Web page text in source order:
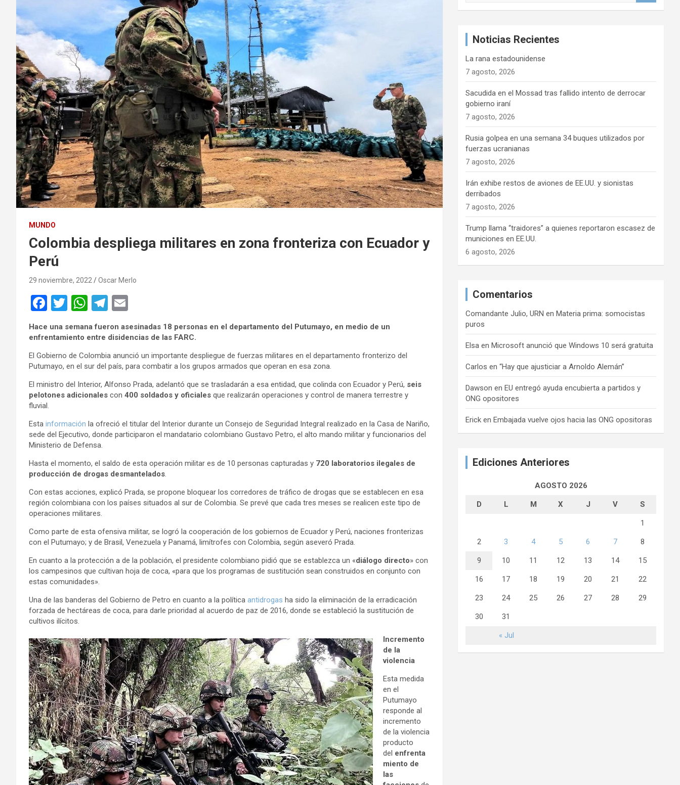
MUNDO
Colombia despliega militares en zona fronteriza con Ecuador y
Perú
29 noviembre, 2022 Oscar Merlo
F
ce
b
o
o
k
T
tt
er
W
h
at
s
A
p
p
T
e
gr
a
m
m
ail
Hace una semana fueron asesinadas 18 personas en el departamento del Putumayo, en medio de un
enfrentamiento entre disidencias de las FARC.
El Gobierno de Colombia anunció un importante despliegue de fuerzas militares en el departamento fronterizo del
Putumayo, en el sur del país, para combatir a los grupos armados que operan en esa zona.
El ministro del Interior, Alfonso Prada, adelantó que se trasladarán a esa entidad, que colinda con Ecuador y Perú, seis
pelotones adicionales con 400 soldados y oficiales que realizarán operaciones y control de manera terrestre y
fluvial.
Esta información la ofreció el titular del Interior durante un Consejo de Seguridad Integral realizado en la Casa de Nariño,
sede del Ejecutivo, donde participaron el mandatario colombiano Gustavo Petro, el alto mando militar y funcionarios del
Ministerio de Defensa.
Hasta el momento, el saldo de esta operación militar es de 10 personas capturadas y 720 laboratorios ilegales de
producción de drogas desmantelados.
Con estas acciones, explicó Prada, se propone bloquear los corredores de tráfico de drogas que se establecen en esa
región colombiana con los países situados al sur de Colombia. Se prevé que cada tres meses se realicen este tipo de
operaciones militares.
Como parte de esta ofensiva militar, se logró la cooperación de los gobiernos de Ecuador y Perú, naciones fronterizas
con el Putumayo; y de Brasil, Venezuela y Panamá, limítrofes con Colombia, según aseveró Prada.
En cuanto a la protección a de la población, el presidente colombiano pidió que se establezca un «diálogo directo» con
los campesinos que cultivan hoja de coca, «para que los programas de sustitución sean construidos en conjunto con
estas comunidades».
Una de las banderas del Gobierno de Petro en cuanto a la política antidrogas ha sido la eliminación de la erradicación
forzada de hectáreas de coca, para darle prioridad al acuerdo de paz de 2016, donde se estableció la sustitución de
cultivos ilícitos.
Incremento
de la
violencia
Esta medida
en el
Putumayo
responde al
incremento
de la violencia
producto
del enfrenta
miento de
las
Noticias Recientes
La rana estadounidense
7 agosto, 2026
Sacudida en el Mossad tras fallido intento de derrocar
gobierno iraní
7 agosto, 2026
Rusia golpea en una semana 34 buques utilizados por
fuerzas ucranianas
7 agosto, 2026
Irán exhibe restos de aviones de EE.UU. y sionistas
derribados
7 agosto, 2026
Trump llama “traidores” a quienes reportaron escasez de
municiones en EE.UU.
6 agosto, 2026
Comentarios
Comandante Julio, URN en Materia prima: somocistas
puros
Elsa en Microsoft anunció que Windows 10 será gratuita
Carlosen“Hay que ajusticiar a Arnoldo Alemán”
Dawson en EU entregó ayuda encubierta a partidos y
ONG opositores
Erick en Embajada vuelve ojos hacia las ONG opositoras
Ediciones Anteriores
AGOSTO 2026
D L M X J V S
« Jul
1
2 3 4 5 6 7 8
9 10 11 12 13 14 15
16 17 18 19 20 21 22
23 24 25 26 27 28 29
30 31